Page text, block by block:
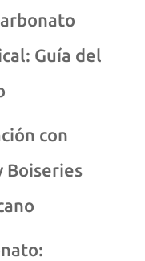
Guía del
con
Boiseries